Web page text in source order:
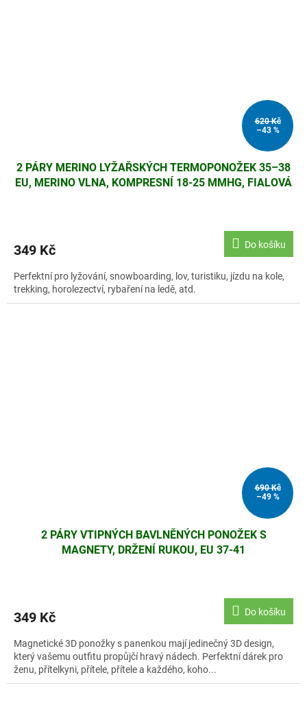
620 Kč
–43 %
2 PÁRY MERINO LYŽAŘSKÝCH TERMOPONOŽEK 35–38
EU, MERINO VLNA, KOMPRESNÍ 18-25 MMHG, FIALOVÁ
349 Kč Do košíku
Perfektní pro lyžování, snowboarding, lov, turistiku, jízdu na kole,
trekking, horolezectví, rybaření na ledě, atd.
690 Kč
–49 %
2 PÁRY VTIPNÝCH BAVLNĚNÝCH PONOŽEK S
MAGNETY, DRŽENÍ RUKOU, EU 37-41
349 Kč Do košíku
Magnetické 3D ponožky s panenkou mají jedinečný 3D design,
který vašemu outfitu propůjčí hravý nádech. Perfektní dárek pro
ženu, přítelkyni, přítele, přítele a každého, koho...